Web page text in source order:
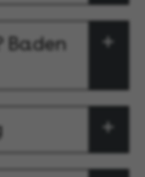
Baden